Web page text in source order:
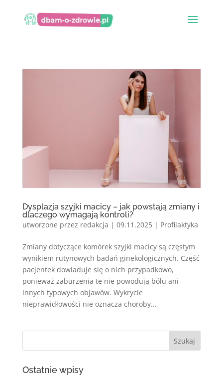
Dysplazja szyjki macicy – jak powstają zmiany i
dlaczego wymagają kontroli?
utworzone przez redakcja | 09.11.2025| Profilaktyka
Zmiany dotyczące komórek szyjki macicy są częstym
wynikiem rutynowych badań ginekologicznych. Część
pacjentek dowiaduje się o nich przypadkowo,
ponieważ zaburzenia te nie powodują bólu ani
innych typowych objawów. Wykrycie
nieprawidłowości nie oznacza choroby...
Ostatnie wpisy